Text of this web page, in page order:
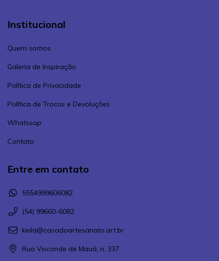
Institucional
Quem somos
Galeria de Inspiração
Política de Privacidade
Política de Trocas e Devoluções
Whatssap
Contato
Entre em contato
5554999606082
(54) 99660-6082
keila@casadoartesanato.art.br
Rua Visconde de Mauá, n. 337